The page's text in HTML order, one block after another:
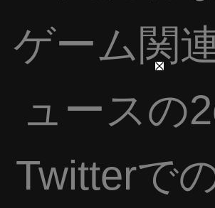
ゲーム関
ュースの
Twitterで